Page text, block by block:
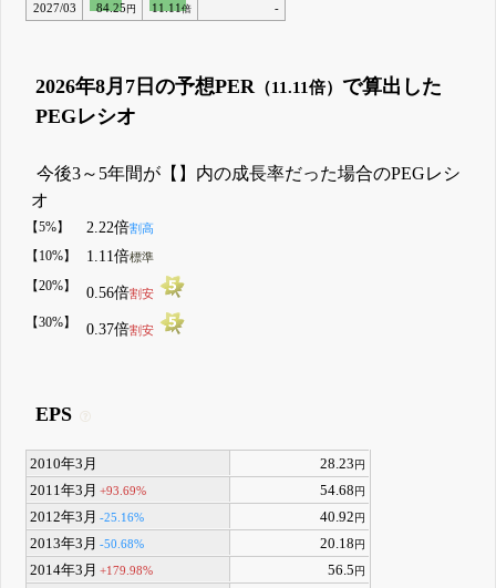
2027/03
84.25 円 11.11倍 -
2026年8月7日の予想PER（11.11倍） で算出した
PEGレシオ
今後3～5年間が【】内の成長率だった場合のPEGレシ
オ
【5%】 2.22倍割高
【10%】 1.11倍標準
【20%】 0.56倍割安
【30%】 0.37倍割安
EPS
2010年3月 28.23円
2011年3月 +93.69% 54.68円
2012年3月 -25.16% 40.92円
2013年3月 -50.68% 20.18円
2014年3月 +179.98% 56.5円